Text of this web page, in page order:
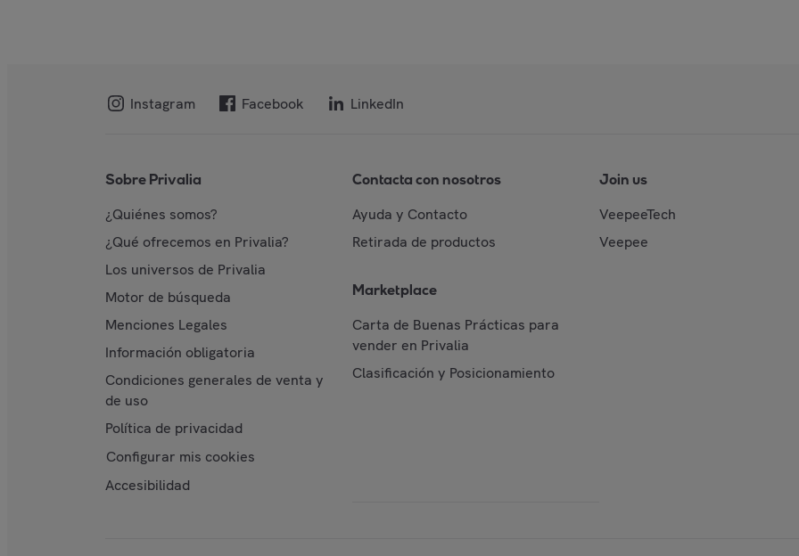
Instagram Facebook LinkedIn
Sobre Privalia
¿Quiénes somos?
¿Qué ofrecemos en Privalia?
Los universos de Privalia
Motor de búsqueda
Menciones Legales
Información obligatoria
Condiciones generales de venta y
de uso
Política de privacidad
Configurar mis cookies
Accesibilidad
Contacta con nosotros
Ayuda y Contacto
Retirada de productos
Marketplace
Carta de Buenas Prácticas para
vender en Privalia
Clasificación y Posicionamiento
Join us
VeepeeTech
Veepee